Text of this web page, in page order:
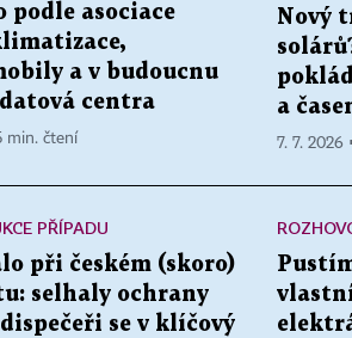
podle asociace
a v budoucnu
centra
min. čtení
Nový
a
7. 7. 2026
PŘÍPADU
při českém (skoro)
selhaly ochrany
se v klíčový